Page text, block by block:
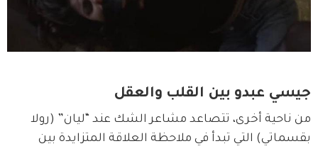
جيسي عبدو بين القلب والعقل
من ناحية أخرى، تتصاعد مشاعر الشك عند “ليان” (رولا
بقسماتي) التي تبدأ في ملاحظة العلاقة المتزايدة بين